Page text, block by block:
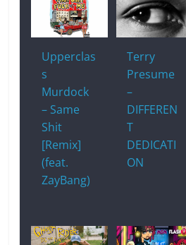
Upperclas
s
Murdock
– Same
Shit
[Remix]
(feat.
ZayBang)
Terry
Presume
–
DIFFEREN
T
DEDICATI
ON